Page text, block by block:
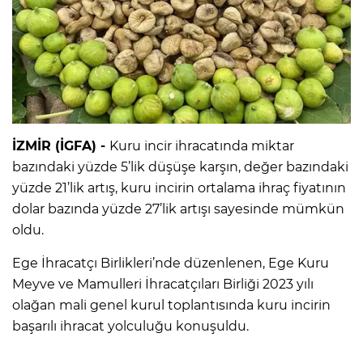
İZMİR (İGFA) - Kuru incir ihracatında miktar
bazındaki yüzde 5’lik düşüşe karşın, değer bazındaki
yüzde 21’lik artış, kuru incirin ortalama ihraç fiyatının
dolar bazında yüzde 27’lik artışı sayesinde mümkün
oldu.
Ege İhracatçı Birlikleri’nde düzenlenen, Ege Kuru
Meyve ve Mamulleri İhracatçıları Birliği 2023 yılı
olağan mali genel kurul toplantısında kuru incirin
başarılı ihracat yolculuğu konuşuldu.